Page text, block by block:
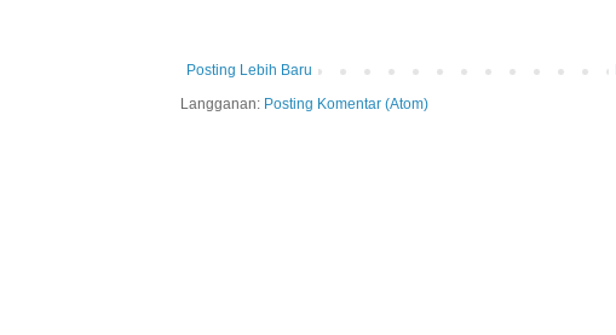
Posting Lebih Baru
Langganan: Posting Komentar (Atom)